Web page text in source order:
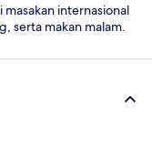
internasional
serta makan malam.